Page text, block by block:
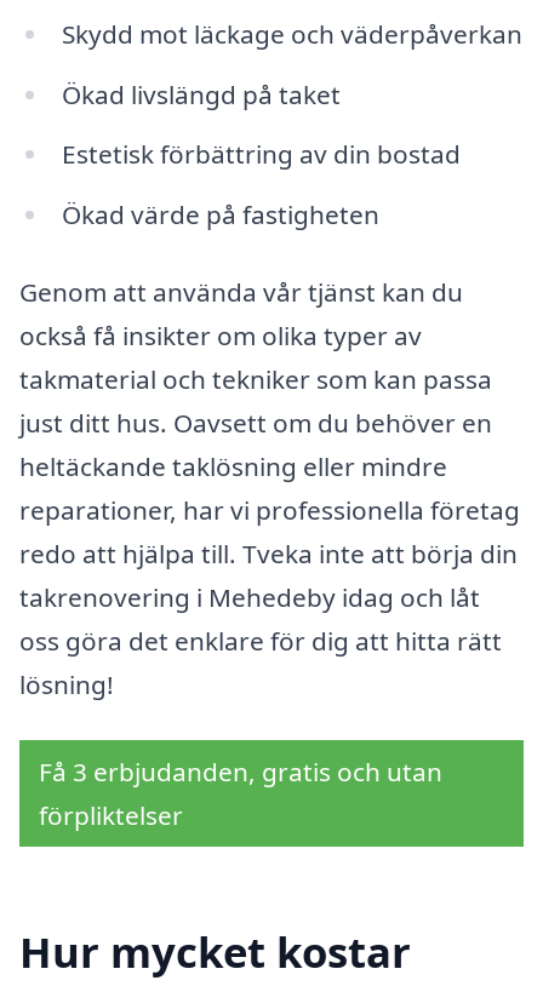
Skydd mot läckage och väderpåverkan
Ökad livslängd på taket
Estetisk förbättring av din bostad
Ökad värde på fastigheten
Genom att använda vår tjänst kan du
också få insikter om olika typer av
takmaterial och tekniker som kan passa
just ditt hus. Oavsett om du behöver en
heltäckande taklösning eller mindre
reparationer, har vi professionella företag
redo att hjälpa till. Tveka inte att börja din
takrenovering i Mehedeby idag och låt
oss göra det enklare för dig att hitta rätt
lösning!
Få 3 erbjudanden, gratis och utan
förpliktelser
Hur mycket kostar